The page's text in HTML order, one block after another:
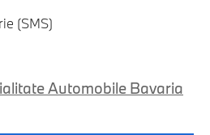
(SMS)
Automobile Bavaria